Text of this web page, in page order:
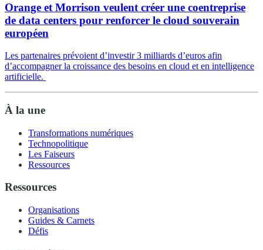
Orange et Morrison veulent créer une coentreprise
de data centers pour renforcer le cloud souverain
européen
Les partenaires prévoient d’investir 3 milliards d’euros afin
d’accompagner la croissance des besoins en cloud et en intelligence
artificielle.
À la une
Transformations numériques
Technopolitique
Les Faiseurs
Ressources
Ressources
Organisations
Guides & Carnets
Défis